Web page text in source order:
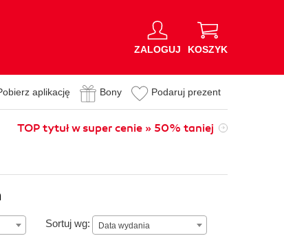
ZALOGUJ KOSZYK
aplikację Bony Podaruj prezent
TOP tytuł w super cenie » 50% taniej
Sortuj wg: Data wydania
Data wydania